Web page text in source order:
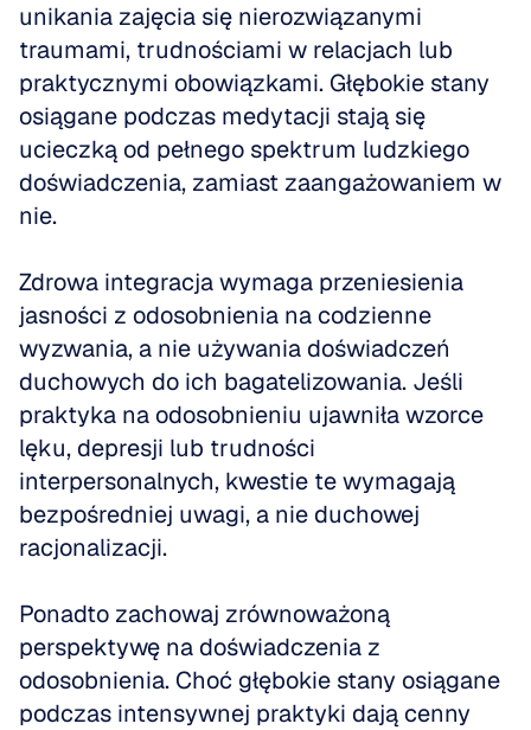
unikania zajęcia się nierozwiązanymi
traumami, trudnościami w relacjach lub
praktycznymi obowiązkami. Głębokie stany
osiągane podczas medytacji stają się
ucieczką od pełnego spektrum ludzkiego
doświadczenia, zamiast zaangażowaniem w
nie.
Zdrowa integracja wymaga przeniesienia
jasności z odosobnienia na codzienne
wyzwania, a nie używania doświadczeń
duchowych do ich bagatelizowania. Jeśli
praktyka na odosobnieniu ujawniła wzorce
lęku, depresji lub trudności
interpersonalnych, kwestie te wymagają
bezpośredniej uwagi, a nie duchowej
racjonalizacji.
Ponadto zachowaj zrównoważoną
perspektywę na doświadczenia z
odosobnienia. Choć głębokie stany osiągane
podczas intensywnej praktyki dają cenny